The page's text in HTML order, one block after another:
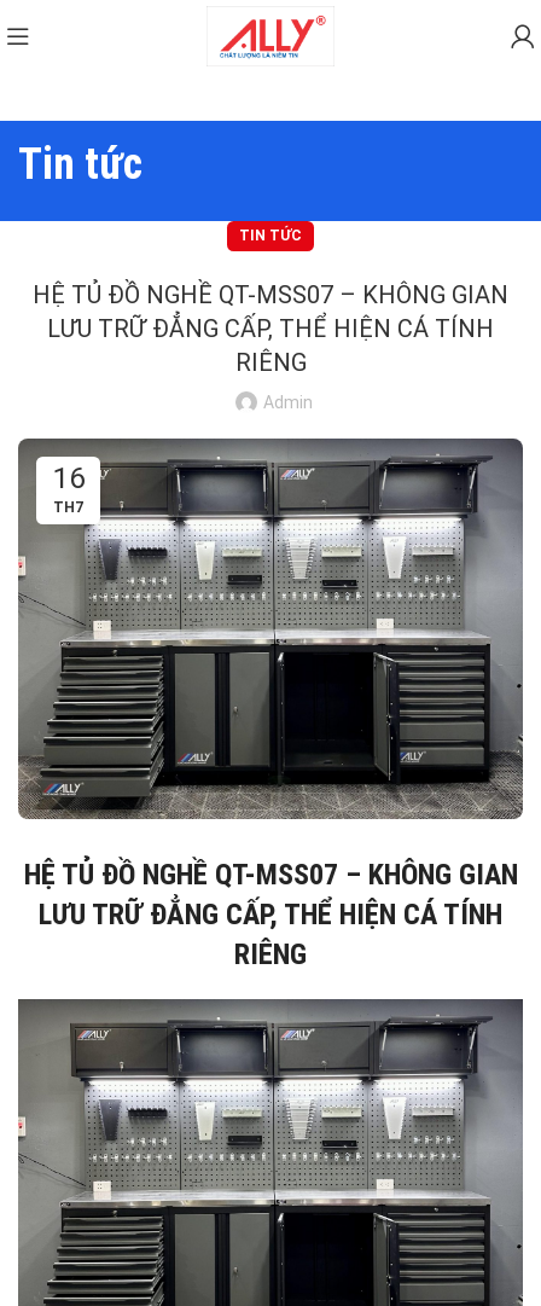
Tin tức
TIN TỨC
HỆ TỦ ĐỒ NGHỀ QT-MSS07 – KHÔNG GIAN
LƯU TRỮ ĐẲNG CẤP, THỂ HIỆN CÁ TÍNH
RIÊNG
Admin
16
TH7
HỆ TỦ ĐỒ NGHỀ QT-MSS07 – KHÔNG GIAN
LƯU TRỮ ĐẲNG CẤP, THỂ HIỆN CÁ TÍNH
RIÊNG